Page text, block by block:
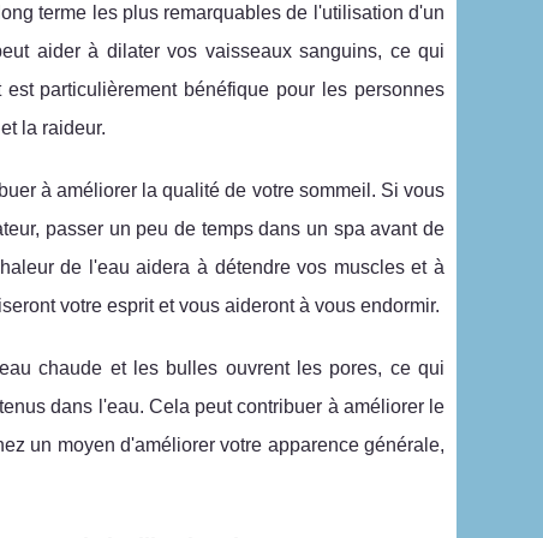
terme les plus remarquables de l'utilisation d'un
aider à dilater vos vaisseaux sanguins, ce qui
particulièrement bénéfique pour les personnes
la raideur.
à améliorer la qualité de votre sommeil. Si vous
passer un peu de temps dans un spa avant de
de l'eau aidera à détendre vos muscles et à
votre esprit et vous aideront à vous endormir.
chaude et les bulles ouvrent les pores, ce qui
dans l'eau. Cela peut contribuer à améliorer le
un moyen d'améliorer votre apparence générale,